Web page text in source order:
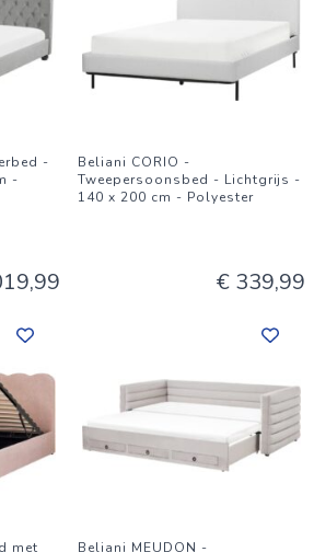
-
-
Beliani CORIO -
Tweepersoonsbed - Lichtgrijs -
140 x 200 cm - Polyester
€ 339,99
met
Beliani MEUDON -